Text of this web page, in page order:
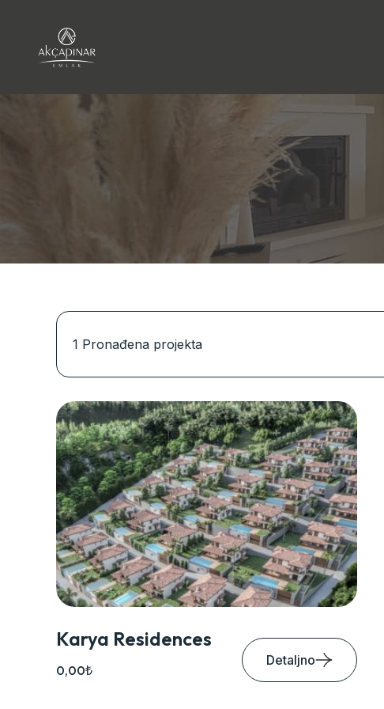
1 Pronađena projekta
Karya Residences
0,00₺
Detaljno